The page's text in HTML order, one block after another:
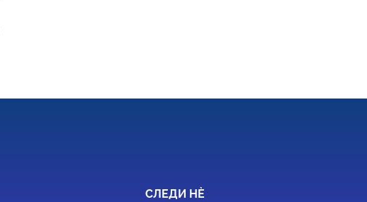
СЛЕДИ НÈ